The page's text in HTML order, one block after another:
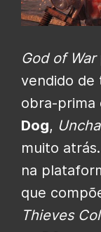
God of War
vendido de
obra-prima
Dog,
muito
na
que
Thieves